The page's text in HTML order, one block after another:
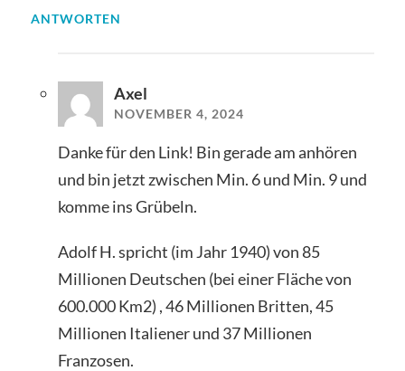
ANTWORTEN
Axel
NOVEMBER 4, 2024
Danke für den Link! Bin gerade am anhören
und bin jetzt zwischen Min. 6 und Min. 9 und
komme ins Grübeln.
Adolf H. spricht (im Jahr 1940) von 85
Millionen Deutschen (bei einer Fläche von
600.000 Km2) , 46 Millionen Britten, 45
Millionen Italiener und 37 Millionen
Franzosen.